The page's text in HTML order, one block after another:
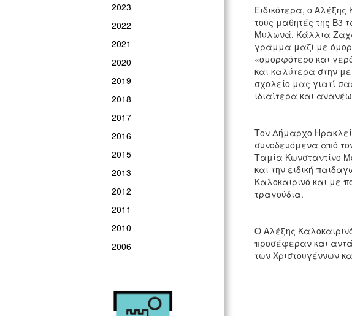
2023
2022
2021
2020
2019
2018
2017
2016
2015
2013
2012
2011
2010
2006
Ειδικότερα, ο
τους μαθητές της Β3
Μυλωνά, Κάλλια
γράμμα μαζί με
«ομορφότερο και
και καλύτερα στην
σχολείο μας γιατί
ιδιαίτερα και
Τον Δήμαρχο
συνοδευόμενα από
Ταμία Κωνσταντίνο
και την ειδική
Καλοκαιρινό και με
τραγούδια.
Ο Αλέξης
προσέφεραν και
των Χριστουγέννων